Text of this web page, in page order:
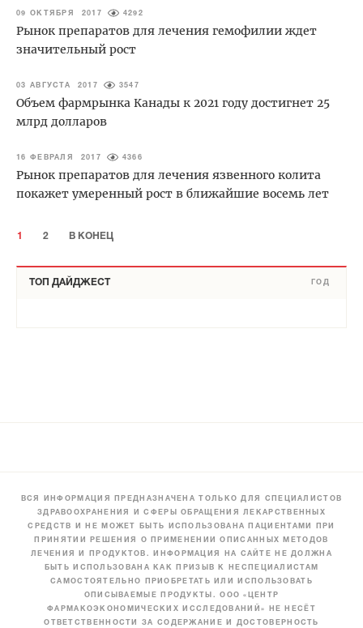
09 ОКТЯБРЯ 2017 4292
Рынок препаратов для лечения гемофилии ждет
значительный рост
03 АВГУСТА 2017 3547
Объем фармрынка Канады к 2021 году достигнет 25
млрд долларов
16 ФЕВРАЛЯ 2017 4366
Рынок препаратов для лечения язвенного колита
покажет умеренный рост в ближайшие восемь лет
1 2 В КОНЕЦ
ТОП ДАЙДЖЕСТ ГОД
ВСЯ ИНФОРМАЦИЯ ПРЕДНАЗНАЧЕНА ТОЛЬКО ДЛЯ СПЕЦИАЛИСТОВ
ЗДРАВООХРАНЕНИЯ И СФЕРЫ ОБРАЩЕНИЯ ЛЕКАРСТВЕННЫХ
СРЕДСТВ И НЕ МОЖЕТ БЫТЬ ИСПОЛЬЗОВАНА ПАЦИЕНТАМИ ПРИ
ПРИНЯТИИ РЕШЕНИЯ О ПРИМЕНЕНИИ ОПИСАННЫХ МЕТОДОВ
ЛЕЧЕНИЯ И ПРОДУКТОВ. ИНФОРМАЦИЯ НА САЙТЕ НЕ ДОЛЖНА
БЫТЬ ИСПОЛЬЗОВАНА КАК ПРИЗЫВ К НЕСПЕЦИАЛИСТАМ
САМОСТОЯТЕЛЬНО ПРИОБРЕТАТЬ ИЛИ ИСПОЛЬЗОВАТЬ
ОПИСЫВАЕМЫЕ ПРОДУКТЫ. ООО «ЦЕНТР
ФАРМАКОЭКОНОМИЧЕСКИХ ИССЛЕДОВАНИЙ» НЕ НЕСЁТ
ОТВЕТСТВЕННОСТИ ЗА СОДЕРЖАНИЕ И ДОСТОВЕРНОСТЬ